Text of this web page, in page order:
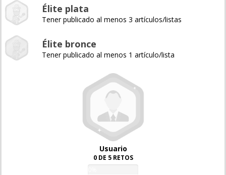
Élite plata
Tener publicado al menos 3 artículos/listas
Élite bronce
Tener publicado al menos 1 artículo/lista
Usuario
0 DE 5 RETOS